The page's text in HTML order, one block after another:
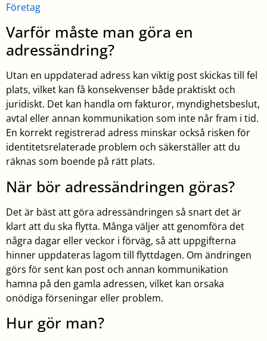
Företag
Varför måste man göra en
adressändring?
Utan en uppdaterad adress kan viktig post skickas till fel
plats, vilket kan få konsekvenser både praktiskt och
juridiskt. Det kan handla om fakturor, myndighetsbeslut,
avtal eller annan kommunikation som inte når fram i tid.
En korrekt registrerad adress minskar också risken för
identitetsrelaterade problem och säkerställer att du
räknas som boende på rätt plats.
När bör adressändringen göras?
Det är bäst att göra adressändringen så snart det är
klart att du ska flytta. Många väljer att genomföra det
några dagar eller veckor i förväg, så att uppgifterna
hinner uppdateras lagom till flyttdagen. Om ändringen
görs för sent kan post och annan kommunikation
hamna på den gamla adressen, vilket kan orsaka
onödiga förseningar eller problem.
Hur gör man?